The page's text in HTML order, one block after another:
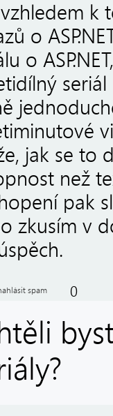
k
o
o
jak se to
než
pak
zkusím v
spam 0